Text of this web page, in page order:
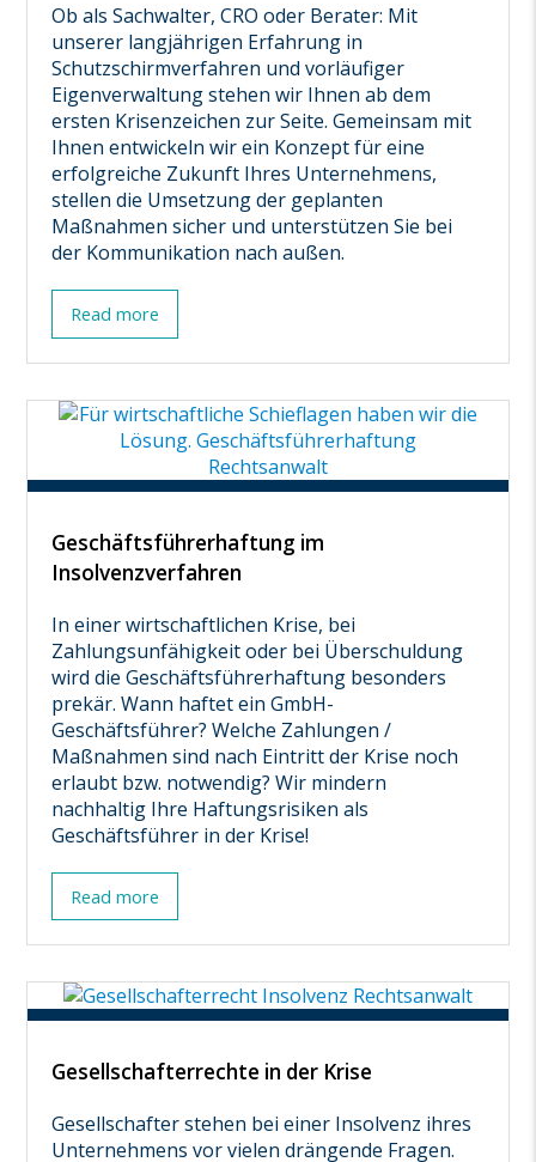
Ob als Sachwalter, CRO oder Berater: Mit
unserer langjährigen Erfahrung in
Schutzschirmverfahren und vorläufiger
Eigenverwaltung stehen wir Ihnen ab dem
ersten Krisenzeichen zur Seite. Gemeinsam mit
Ihnen entwickeln wir ein Konzept für eine
erfolgreiche Zukunft Ihres Unternehmens,
stellen die Umsetzung der geplanten
Maßnahmen sicher und unterstützen Sie bei
der Kommunikation nach außen.
Read more
Geschäftsführerhaftung im
Insolvenzverfahren
In einer wirtschaftlichen Krise, bei
Zahlungsunfähigkeit oder bei Überschuldung
wird die Geschäftsführerhaftung besonders
prekär. Wann haftet ein GmbH-
Geschäftsführer? Welche Zahlungen /
Maßnahmen sind nach Eintritt der Krise noch
erlaubt bzw. notwendig? Wir mindern
nachhaltig Ihre Haftungsrisiken als
Geschäftsführer in der Krise!
Read more
Gesellschafterrechte in der Krise
Gesellschafter stehen bei einer Insolvenz ihres
Unternehmens vor vielen drängende Fragen.